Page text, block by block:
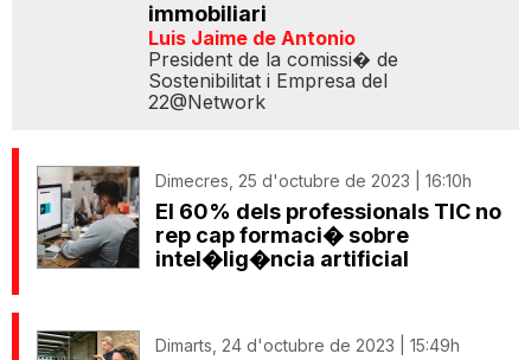
immobiliari
Luis Jaime de Antonio
President de la comissi� de
Sostenibilitat i Empresa del
22@Network
Dimecres, 25 d'octubre de 2023 | 16:10h
El 60% dels professionals TIC no
rep cap formaci� sobre
intel�lig�ncia artificial
Dimarts, 24 d'octubre de 2023 | 15:49h